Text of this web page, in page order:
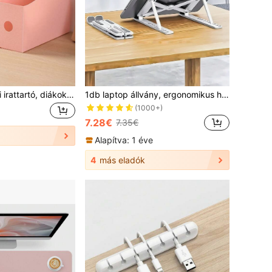
3 db/1 db, asztali irattartó, diákoknak, adattároló irodaszerek rendszerezésére, műanyag könyvespolcok, irattároló doboz, iskolai szezon 1db laptop állvány, ergonomikus hordozható műanyag iPad és telefonállvány 10 állítható szöggel, 12-18 hüvelykes laptophoz, irodai hálószobához és utazáshoz
(1000+)
7.28€ 7.35€
Alapítva: 1 éve
4 más eladók